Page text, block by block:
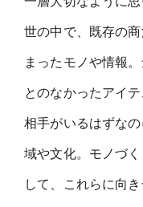
世の中で、既存の
まったモノや情報
とのなかったアイ
相⼿がいるはずな
域や⽂化。モノづ
して、これらに向